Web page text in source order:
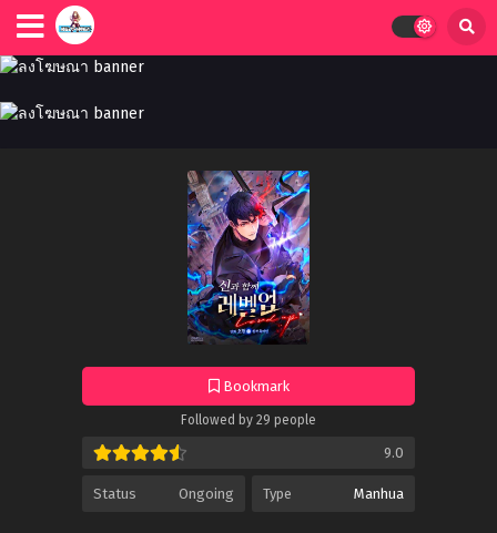
Bookmark
Followed by 29 people
9.0
Status Ongoing Type Manhua